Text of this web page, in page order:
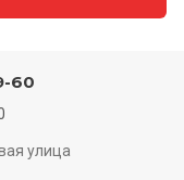
60
улица